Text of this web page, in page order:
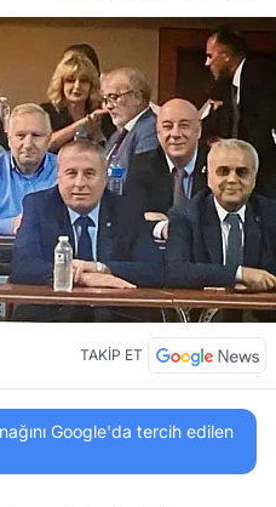
TAKİP ET
Google'da tercih edilen